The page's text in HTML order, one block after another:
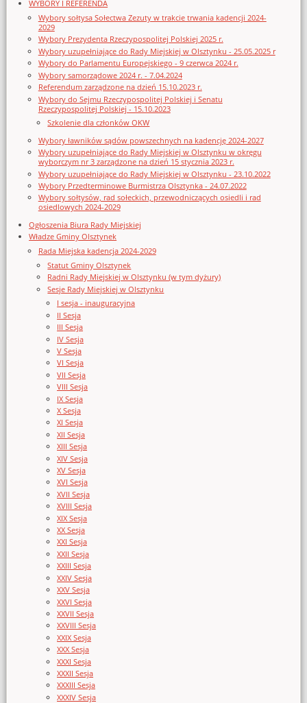
WYBORY I REFERENDA
Wybory sołtysa Sołectwa Zezuty w trakcie trwania kadencji 2024-
2029
Wybory Prezydenta Rzeczypospolitej Polskiej 2025 r.
Wybory uzupełniające do Rady Miejskiej w Olsztynku - 25.05.2025 r
Wybory do Parlamentu Europejskiego - 9 czerwca 2024 r.
Wybory samorządowe 2024 r. - 7.04.2024
Referendum zarządzone na dzień 15.10.2023 r.
Wybory do Sejmu Rzeczypospolitej Polskiej i Senatu
Rzeczypospolitej Polskiej - 15.10.2023
Szkolenie dla członków OKW
Wybory ławników sądów powszechnych na kadencję 2024-2027
Wybory uzupełniające do Rady Miejskiej w Olsztynku w okręgu
wyborczym nr 3 zarządzone na dzień 15 stycznia 2023 r.
Wybory uzupełniające do Rady Miejskiej w Olsztynku - 23.10.2022
Wybory Przedterminowe Burmistrza Olsztynka - 24.07.2022
Wybory sołtysów, rad sołeckich, przewodniczących osiedli i rad
osiedlowych 2024-2029
Ogłoszenia Biura Rady Miejskiej
Władze Gminy Olsztynek
Rada Miejska kadencja 2024-2029
Statut Gminy Olsztynek
Radni Rady Miejskiej w Olsztynku (w tym dyżury)
Sesje Rady Miejskiej w Olsztynku
I sesja - inauguracyjna
II Sesja
III Sesja
IV Sesja
V Sesja
VI Sesja
VII Sesja
VIII Sesja
IX Sesja
X Sesja
XI Sesja
XII Sesja
XIII Sesja
XIV Sesja
XV Sesja
XVI Sesja
XVII Sesja
XVIII Sesja
XIX Sesja
XX Sesja
XXI Sesja
XXII Sesja
XXIII Sesja
XXIV Sesja
XXV Sesja
XXVI Sesja
XXVII Sesja
XXVIII Sesja
XXIX Sesja
XXX Sesja
XXXI Sesja
XXXII Sesja
XXXIII Sesja
XXXIV Sesja